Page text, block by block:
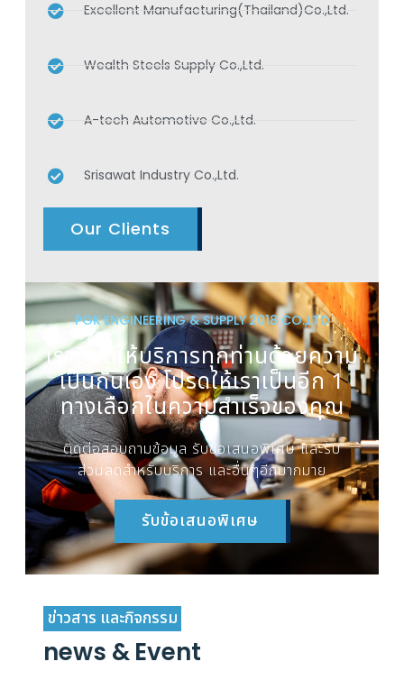
Excellent Manufacturing(Thailand)Co.,Ltd.
Wealth Steels Supply Co.,Ltd.
A-tech Automotive Co.,Ltd.
Srisawat Industry Co.,Ltd.
Our Clients
PGK ENGINEERING & SUPPLY 2018 CO.,LTD
เรายินดีให้บริการทุกท่านด้วยความ
เป็นกันเอง โปรดให้เราเป็นอีก 1
ทางเลือกในความสำเร็จของคุณ
ติดต่อสอบถามข้อมูล รับข้อเสนอพิเศษ และรับ
ส่วนลดสำหรับบริการ และอื่นๆอีกมากมาย
รับข้อเสนอพิเศษ
ข่าวสาร และกิจกรรม
news & Event